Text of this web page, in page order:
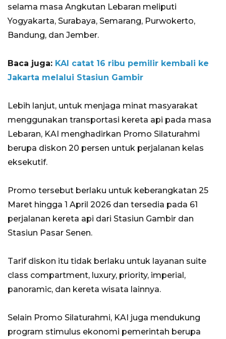
selama masa Angkutan Lebaran meliputi
Yogyakarta, Surabaya, Semarang, Purwokerto,
Bandung, dan Jember.
Baca juga: KAI catat 16 ribu pemilir kembali ke
Jakarta melalui Stasiun Gambir
Lebih lanjut, untuk menjaga minat masyarakat
menggunakan transportasi kereta api pada masa
Lebaran, KAI menghadirkan Promo Silaturahmi
berupa diskon 20 persen untuk perjalanan kelas
eksekutif.
Promo tersebut berlaku untuk keberangkatan 25
Maret hingga 1 April 2026 dan tersedia pada 61
perjalanan kereta api dari Stasiun Gambir dan
Stasiun Pasar Senen.
Tarif diskon itu tidak berlaku untuk layanan suite
class compartment, luxury, priority, imperial,
panoramic, dan kereta wisata lainnya.
Selain Promo Silaturahmi, KAI juga mendukung
program stimulus ekonomi pemerintah berupa